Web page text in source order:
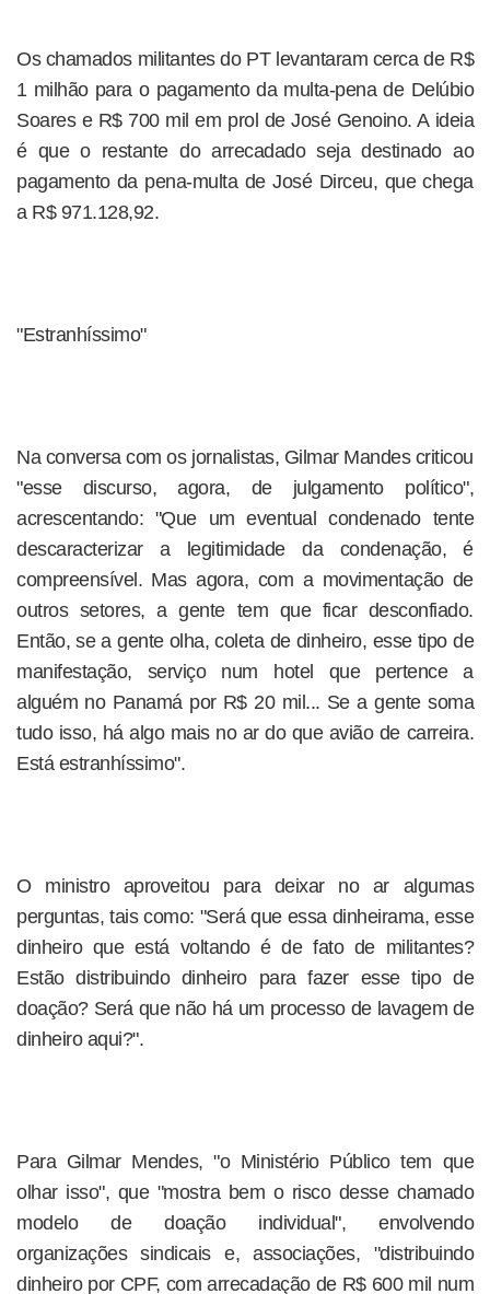
Os chamados militantes do PT levantaram cerca de R$
1 milhão para o pagamento da multa-pena de Delúbio
Soares e R$ 700 mil em prol de José Genoino. A ideia
é que o restante do arrecadado seja destinado ao
pagamento da pena-multa de José Dirceu, que chega
a R$ 971.128,92.
"Estranhíssimo"
Na conversa com os jornalistas, Gilmar Mandes criticou
"esse discurso, agora, de julgamento político",
acrescentando: "Que um eventual condenado tente
descaracterizar a legitimidade da condenação, é
compreensível. Mas agora, com a movimentação de
outros setores, a gente tem que ficar desconfiado.
Então, se a gente olha, coleta de dinheiro, esse tipo de
manifestação, serviço num hotel que pertence a
alguém no Panamá por R$ 20 mil... Se a gente soma
tudo isso, há algo mais no ar do que avião de carreira.
Está estranhíssimo".
O ministro aproveitou para deixar no ar algumas
perguntas, tais como: "Será que essa dinheirama, esse
dinheiro que está voltando é de fato de militantes?
Estão distribuindo dinheiro para fazer esse tipo de
doação? Será que não há um processo de lavagem de
dinheiro aqui?".
Para Gilmar Mendes, "o Ministério Público tem que
olhar isso", que "mostra bem o risco desse chamado
modelo de doação individual", envolvendo
organizações sindicais e, associações, "distribuindo
dinheiro por CPF, com arrecadação de R$ 600 mil num